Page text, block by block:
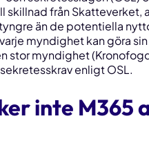
från Skatteverket,
än de potentiella
myndighet kan göra
stor myndighet
enligt OSL.
inte M365